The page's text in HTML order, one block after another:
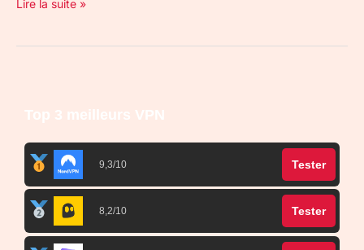
Lire la suite »
Top 3 meilleurs VPN
9,3/10 Tester
8,2/10 Tester